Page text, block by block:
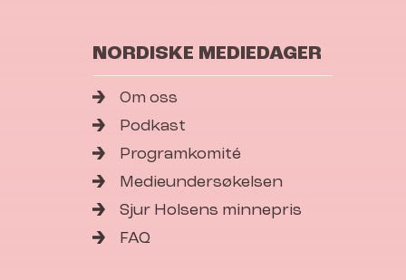
NORDISKE MEDIEDAGER
Om oss
Podkast
Programkomité
Medieundersøkelsen
Sjur Holsens minnepris
FAQ